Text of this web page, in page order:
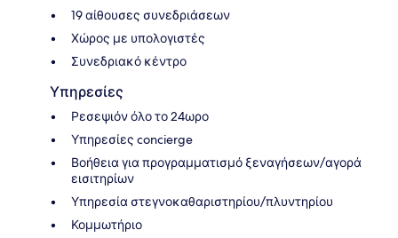
19 αίθουσες συνεδριάσεων
Χώρος με υπολογιστές
Συνεδριακό κέντρο
Υπηρεσίες
Ρεσεψιόν όλο το 24ωρο
Υπηρεσίες concierge
Βοήθεια για προγραμματισμό ξεναγήσεων/αγορά
εισιτηρίων
Υπηρεσία στεγνοκαθαριστηρίου/πλυντηρίου
Κομμωτήριο